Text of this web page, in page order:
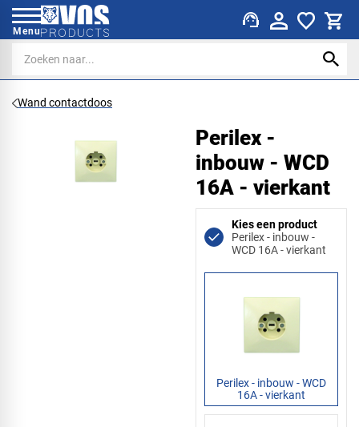
Menu support_agent
Wand contactdoos
Perilex -
inbouw - WCD
16A - vierkant
Kies een product
Perilex - inbouw -
WCD 16A - vierkant
Perilex - inbouw - WCD
16A - vierkant